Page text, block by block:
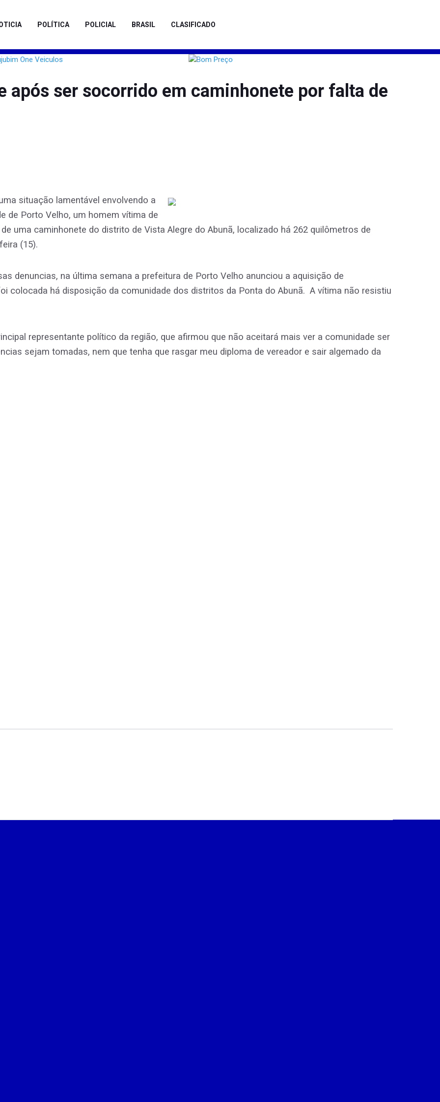
POLÍTICA POLICIAL BRASIL CLASIFICADO
após ser socorrido em caminhonete por falta de
situação lamentável envolvendo a
de Porto Velho, um homem vítima de
uma caminhonete do distrito de Vista Alegre do Abunã, localizado há 262 quilômetros de
(15).
denuncias, na última semana a prefeitura de Porto Velho anunciou a aquisição de
colocada há disposição da comunidade dos distritos da Ponta do Abunã. A vítima não resistiu
representante político da região, que afirmou que não aceitará mais ver a comunidade ser
sejam tomadas, nem que tenha que rasgar meu diploma de vereador e sair algemado da